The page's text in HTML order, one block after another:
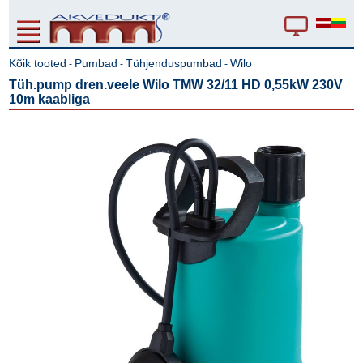
Kõik tooted - Pumbad - Tühjenduspumbad -Wilo
Tüh.pump dren.veele Wilo TMW 32/11 HD 0,55kW 230V
10m kaabliga